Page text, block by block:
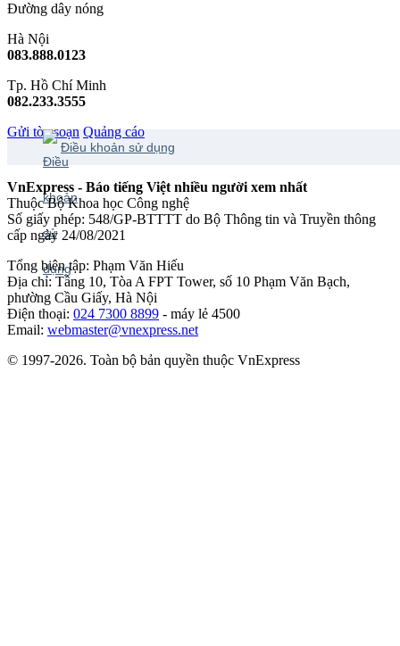
Đường dây nóng
Hà Nội
083.888.0123
Tp. Hồ Chí Minh
082.233.3555
Gửi tòa soạn Quảng cáo
Điều khoản sử dụng
VnExpress - Báo tiếng Việt nhiều người xem nhất
Thuộc Bộ Khoa học Công nghệ
Số giấy phép: 548/GP-BTTTT do Bộ Thông tin và Truyền thông
cấp ngày 24/08/2021
Tổng biên tập: Phạm Văn Hiếu
Địa chỉ: Tầng 10, Tòa A FPT Tower, số 10 Phạm Văn Bạch,
phường Cầu Giấy, Hà Nội
Điện thoại: 024 7300 8899 - máy lẻ 4500
Email: webmaster@vnexpress.net
© 1997-2026. Toàn bộ bản quyền thuộc VnExpress